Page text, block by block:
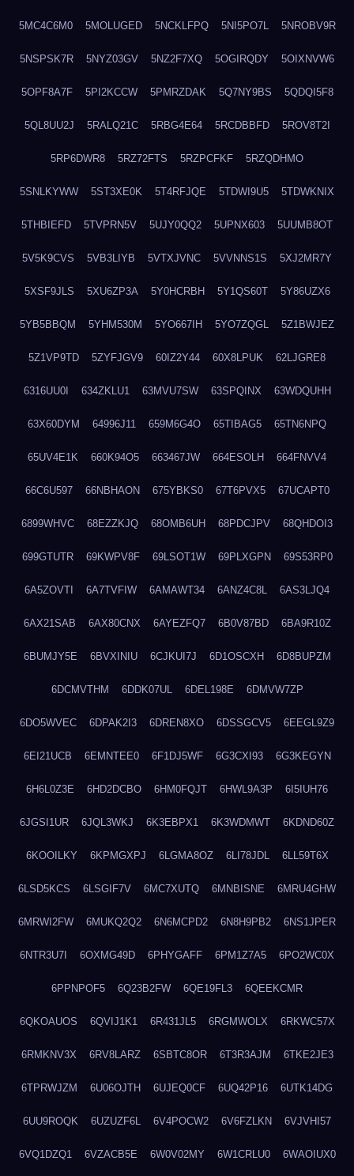
5MC4C6M0 5MOLUGED 5NCKLFPQ 5NI5PO7L 5NROBV9R
5NSPSK7R 5NYZ03GV 5NZ2F7XQ 5OGIRQDY 5OIXNVW6
5OPF8A7F 5PI2KCCW 5PMRZDAK 5Q7NY9BS 5QDQI5F8
5QL8UU2J 5RALQ21C 5RBG4E64 5RCDBBFD 5ROV8T2I
5RP6DWR8 5RZ72FTS 5RZPCFKF 5RZQDHMO
5SNLKYWW 5ST3XE0K 5T4RFJQE 5TDWI9U5 5TDWKNIX
5THBIEFD 5TVPRN5V 5UJY0QQ2 5UPNX603 5UUMB8OT
5V5K9CVS 5VB3LIYB 5VTXJVNC 5VVNNS1S 5XJ2MR7Y
5XSF9JLS 5XU6ZP3A 5Y0HCRBH 5Y1QS60T 5Y86UZX6
5YB5BBQM 5YHM530M 5YO667IH 5YO7ZQGL 5Z1BWJEZ
5Z1VP9TD 5ZYFJGV9 60IZ2Y44 60X8LPUK 62LJGRE8
6316UU0I 634ZKLU1 63MVU7SW 63SPQINX 63WDQUHH
63X60DYM 64996J11 659M6G4O 65TIBAG5 65TN6NPQ
65UV4E1K 660K94O5 663467JW 664ESOLH 664FNVV4
66C6U597 66NBHAON 675YBKS0 67T6PVX5 67UCAPT0
6899WHVC 68EZZKJQ 68OMB6UH 68PDCJPV 68QHDOI3
699GTUTR 69KWPV8F 69LSOT1W 69PLXGPN 69S53RP0
6A5ZOVTI 6A7TVFIW 6AMAWT34 6ANZ4C8L 6AS3LJQ4
6AX21SAB 6AX80CNX 6AYEZFQ7 6B0V87BD 6BA9R10Z
6BUMJY5E 6BVXINIU 6CJKUI7J 6D1OSCXH 6D8BUPZM
6DCMVTHM 6DDK07UL 6DEL198E 6DMVW7ZP
6DO5WVEC 6DPAK2I3 6DREN8XO 6DSSGCV5 6EEGL9Z9
6EI21UCB 6EMNTEE0 6F1DJ5WF 6G3CXI93 6G3KEGYN
6H6L0Z3E 6HD2DCBO 6HM0FQJT 6HWL9A3P 6I5IUH76
6JGSI1UR 6JQL3WKJ 6K3EBPX1 6K3WDMWT 6KDND60Z
6KOOILKY 6KPMGXPJ 6LGMA8OZ 6LI78JDL 6LL59T6X
6LSD5KCS 6LSGIF7V 6MC7XUTQ 6MNBISNE 6MRU4GHW
6MRWI2FW 6MUKQ2Q2 6N6MCPD2 6N8H9PB2 6NS1JPER
6NTR3U7I 6OXMG49D 6PHYGAFF 6PM1Z7A5 6PO2WC0X
6PPNPOF5 6Q23B2FW 6QE19FL3 6QEEKCMR
6QKOAUOS 6QVIJ1K1 6R431JL5 6RGMWOLX 6RKWC57X
6RMKNV3X 6RV8LARZ 6SBTC8OR 6T3R3AJM 6TKE2JE3
6TPRWJZM 6U06OJTH 6UJEQ0CF 6UQ42P16 6UTK14DG
6UU9ROQK 6UZUZF6L 6V4POCW2 6V6FZLKN 6VJVHI57
6VQ1DZQ1 6VZACB5E 6W0V02MY 6W1CRLU0 6WAOIUX0